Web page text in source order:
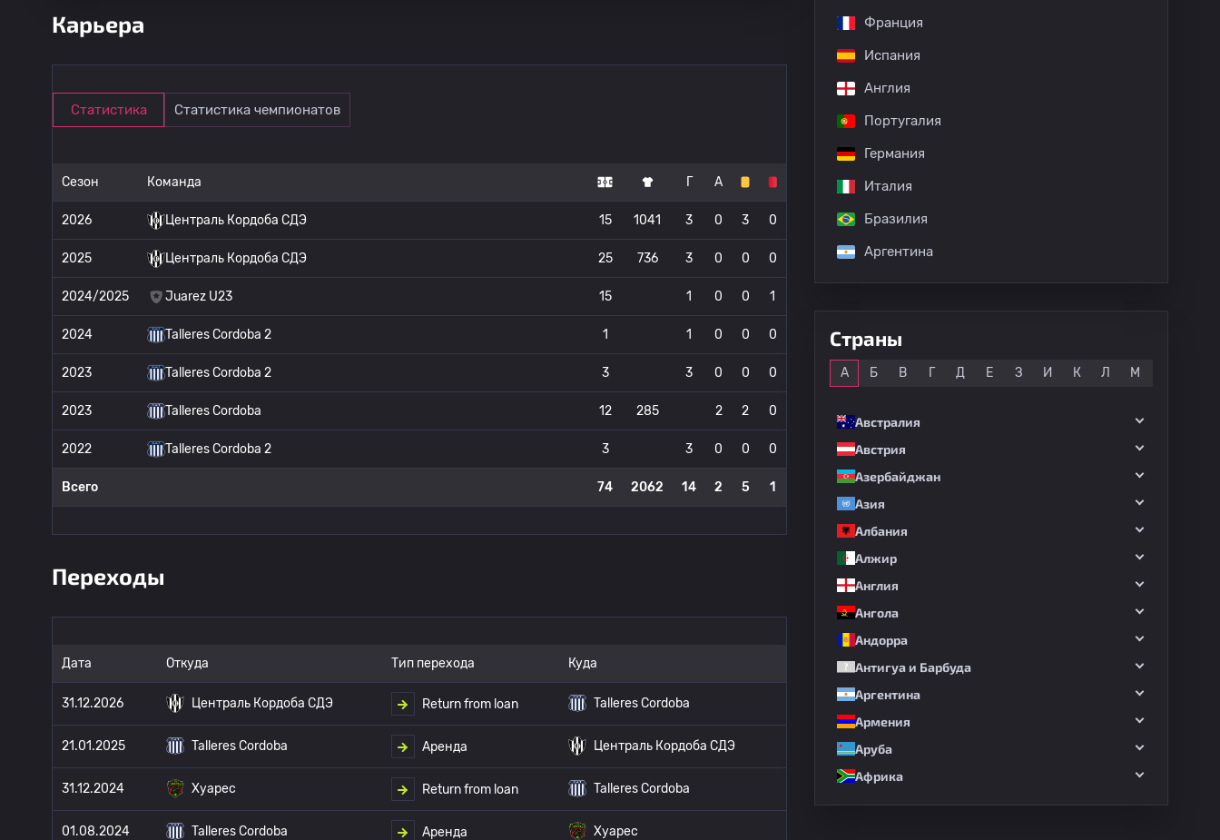
Карьера
Статистика Статистика чемпионатов
Сезон Команда Г А
2026 Централь Кордоба СДЭ 15 1041 3 0 3 0
2025 Централь Кордоба СДЭ 25 736 3 0 0 0
2024/2025 Juarez U23 15 1 0 0 1
2024 Talleres Cordoba 2 1 1 0 0 0
2023 Talleres Cordoba 2 3 3 0 0 0
2023 Talleres Cordoba 12 285 2 2 0
2022 Talleres Cordoba 2 3 3 0 0 0
Всего 74 2062 14 2 5 1
Переходы
Дата Откуда Тип перехода Куда
31.12.2026 Централь Кордоба СДЭ Return from loan Talleres Cordoba
21.01.2025 Talleres Cordoba Аренда Централь Кордоба СДЭ
31.12.2024 Хуарес Return from loan Talleres Cordoba
01.08.2024 Talleres Cordoba Аренда Хуарес
Франция
Испания
Англия
Португалия
Германия
Италия
Бразилия
Аргентина
Страны
А Б В Г Д Е З И К Л М
Австралия
Австрия
Азербайджан
Азия
Албания
Алжир
Англия
Ангола
Андорра
Антигуа и Барбуда
Аргентина
Армения
Аруба
Африка